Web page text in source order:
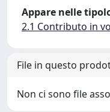
Appare nelle
2.1 Contributo in
File in questo
Non ci sono file